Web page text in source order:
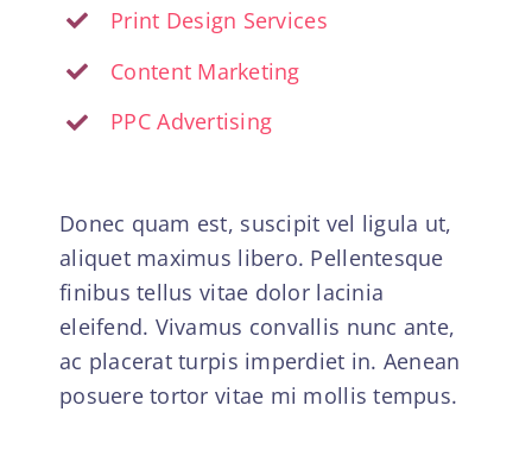
Print Design Services
Content Marketing
PPC Advertising
Donec quam est, suscipit vel ligula ut,
aliquet maximus libero. Pellentesque
finibus tellus vitae dolor lacinia
eleifend. Vivamus convallis nunc ante,
ac placerat turpis imperdiet in. Aenean
posuere tortor vitae mi mollis tempus.